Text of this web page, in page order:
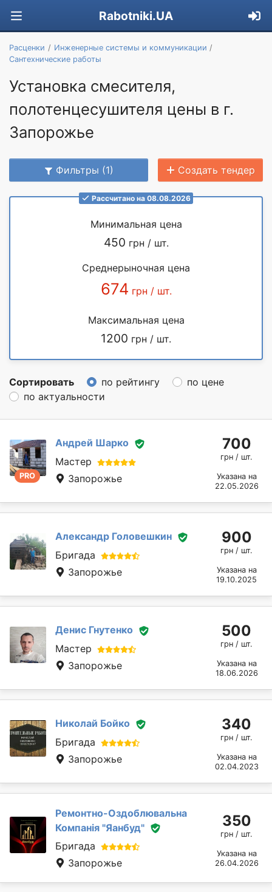
Rabotniki.UA
Расценки
Инженерные системы и коммуникации
Сантехнические работы
Установка смесителя,
полотенцесушителя цены в г.
Запорожье
Фильтры (1) Создать тендер
Рассчитано на 08.08.2026
Минимальная цена
450 грн / шт.
Среднерыночная цена
674 грн / шт.
Максимальная цена
1200 грн / шт.
Сортировать по рейтингу
по цене
по актуальности
PRO
Андрей Шарко
Мастер
Запорожье
700
грн / шт.
Указана на
22.05.2026
Александр Головешкин
Бригада
Запорожье
900
грн / шт.
Указана на
19.10.2025
Денис Гнутенко
Мастер
Запорожье
500
грн / шт.
Указана на
18.06.2026
Николай Бойко
Бригада
Запорожье
340
грн / шт.
Указана на
02.04.2023
Ремонтно-Оздоблювальна
Компанія "Яанбуд"
Бригада
Запорожье
350
грн / шт.
Указана на
26.04.2026